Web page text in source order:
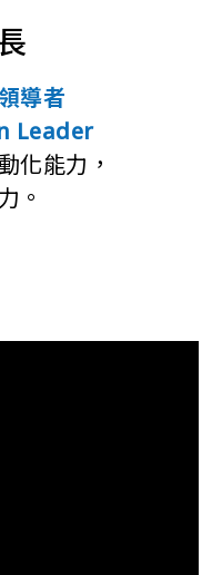
導者
Leader
化能力，
。